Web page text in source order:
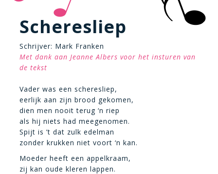
Scheresliep
Schrijver: Mark Franken
Met dank aan Jeanne Albers voor het insturen van
de tekst
Vader was een scheresliep,
eerlijk aan zijn brood gekomen,
dien men nooit terug ‘n riep
als hij niets had meegenomen.
Spijt is ’t dat zulk edelman
zonder krukken niet voort ‘n kan.
Moeder heeft een appelkraam,
zij kan oude kleren lappen.